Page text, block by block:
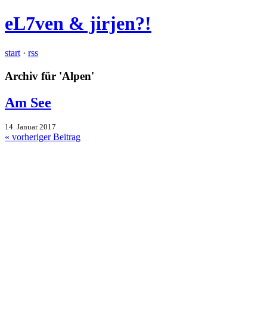
eL7ven & jirjen?!
start · rss
Archiv für 'Alpen'
Am See
14. Januar 2017
« vorheriger Beitrag